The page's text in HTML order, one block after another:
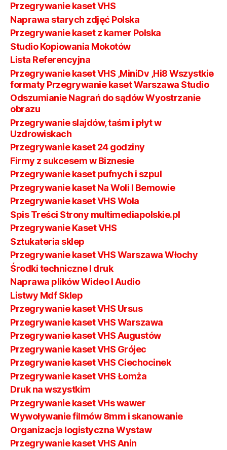
Przegrywanie kaset VHS
Naprawa starych zdjęć Polska
Przegrywanie kaset z kamer Polska
Studio Kopiowania Mokotów
Lista Referencyjna
Przegrywanie kaset VHS ,MiniDv ,Hi8 Wszystkie
formaty Przegrywanie kaset Warszawa Studio
Odszumianie Nagrań do sądów Wyostrzanie
obrazu
Przegrywanie slajdów, taśm i płyt w
Uzdrowiskach
Przegrywanie kaset 24 godziny
Firmy z sukcesem w Biznesie
Przegrywanie kaset pufnych i szpul
Przegrywanie kaset Na Woli I Bemowie
Przegrywanie kaset VHS Wola
Spis Treści Strony multimediapolskie.pl
Przegrywanie Kaset VHS
Sztukateria sklep
Przegrywanie kaset VHS Warszawa Włochy
Środki techniczne I druk
Naprawa plików Wideo I Audio
Listwy Mdf Sklep
Przegrywanie kaset VHS Ursus
Przegrywanie kaset VHS Warszawa
Przegrywanie kaset VHS Augustów
Przegrywanie kaset VHS Grójec
Przegrywanie kaset VHS Ciechocinek
Przegrywanie kaset VHS Łomża
Druk na wszystkim
Przegrywanie kaset VHs wawer
Wywoływanie filmów 8mm i skanowanie
Organizacja logistyczna Wystaw
Przegrywanie kaset VHS Anin